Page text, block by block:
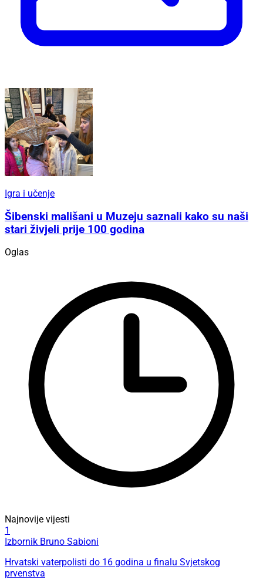
Igra i učenje
Šibenski mališani u Muzeju saznali kako su naši
stari živjeli prije 100 godina
Oglas
Najnovije vijesti
1
Izbornik Bruno Sabioni
Hrvatski vaterpolisti do 16 godina u finalu Svjetskog
prvenstva